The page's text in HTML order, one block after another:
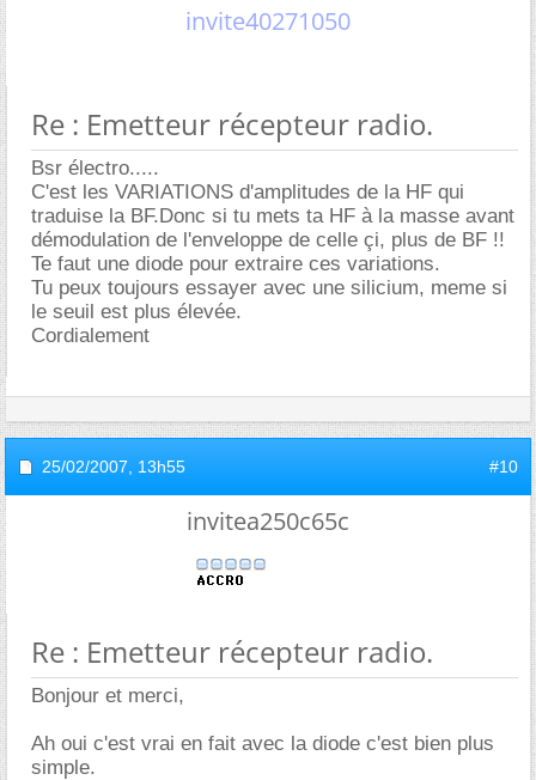
invite40271050
Re : Emetteur récepteur radio.
Bsr électro.....
C'est les VARIATIONS d'amplitudes de la HF qui
traduise la BF.Donc si tu mets ta HF à la masse avant
démodulation de l'enveloppe de celle çi, plus de BF !!
Te faut une diode pour extraire ces variations.
Tu peux toujours essayer avec une silicium, meme si
le seuil est plus élevée.
Cordialement
25/02/2007, 13h55 #10
invitea250c65c
Re : Emetteur récepteur radio.
Bonjour et merci,
Ah oui c'est vrai en fait avec la diode c'est bien plus
simple.